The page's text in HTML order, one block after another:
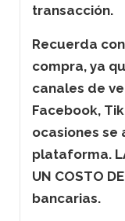
transacción.
Recuerda
compra, ya
canales de
Facebook,
ocasiones
plataforma.
UN COSTO
bancarias.